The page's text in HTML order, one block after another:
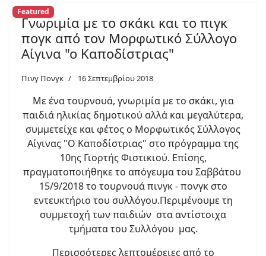
Featured
Γνωριμία με το σκάκι και το πιγκ
πογκ από τον Μορφωτικό Σύλλογο
Αίγινα "ο Καποδίστριας"
Πινγ Πονγκ 16 Σεπτεμβρίου 2018
Με ένα τουρνουά, γνωριμία με το σκάκι, για
παιδιά ηλικίας δημοτικού αλλά και μεγαλύτερα,
συμμετείχε και φέτος ο Μορφωτικός Σύλλογος
Αίγινας "Ο Καποδίστριας" στο πρόγραμμα της
10ης Γιορτής Φιστικιού. Επίσης,
πραγματοποιήθηκε το απόγευμα του Σαββάτου
15/9/2018 το τουρνουά πινγκ - πονγκ στο
εντευκτήριο του συλλόγου.Περιμένουμε τη
συμμετοχή των παιδιών στα αντίστοιχα
τμήματα του Συλλόγου μας.
Περισσότερες λεπτομέρειες από το